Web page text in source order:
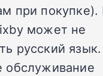
при покупке).
может не
русский язык.
обслуживание